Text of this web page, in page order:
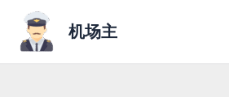
机场主